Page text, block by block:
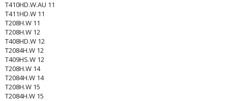
T410HD.W.AU 11
T411HD.W 11
T208H.W 11
T208H.W 12
T408HD.W 12
T2084H.W 12
T409HS.W 12
T208H.W 14
T2084H.W 14
T208H.W 15
T2084H.W 15